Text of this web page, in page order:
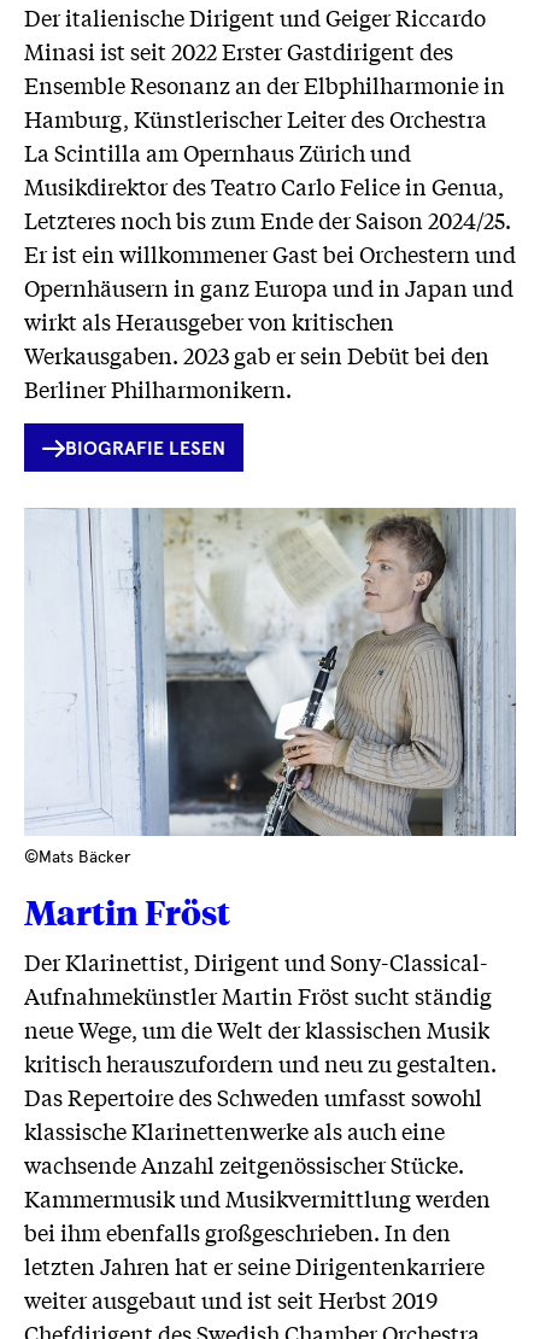
Der italienische Dirigent und Geiger Riccardo
Minasi ist seit 2022 Erster Gastdirigent des
Ensemble Resonanz an der Elbphilharmonie in
Hamburg, Künstlerischer Leiter des Orchestra
La Scintilla am Opernhaus Zürich und
Musikdirektor des Teatro Carlo Felice in Genua,
Letzteres noch bis zum Ende der Saison 2024/25.
Er ist ein willkommener Gast bei Orchestern und
Opernhäusern in ganz Europa und in Japan und
wirkt als Herausgeber von kritischen
Werkausgaben. 2023 gab er sein Debüt bei den
Berliner Philharmonikern.
INTERNER
LINK
BIOGRAFIE LESEN
©Mats Bäcker
Martin Fröst
Der Klarinettist, Dirigent und Sony-Classical-
Aufnahmekünstler Martin Fröst sucht ständig
neue Wege, um die Welt der klassischen Musik
kritisch herauszufordern und neu zu gestalten.
Das Repertoire des Schweden umfasst sowohl
klassische Klarinettenwerke als auch eine
wachsende Anzahl zeitgenössischer Stücke.
Kammermusik und Musikvermittlung werden
bei ihm ebenfalls großgeschrieben. In den
letzten Jahren hat er seine Dirigentenkarriere
weiter ausgebaut und ist seit Herbst 2019